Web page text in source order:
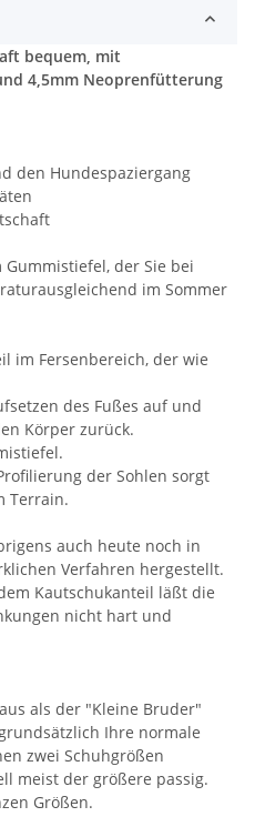
bequem, mit
4,5mm Neoprenfütterung
den Hundespaziergang
der Sie bei
im Sommer
im Fersenbereich, der wie
des Fußes auf und
Körper zurück.
der Sohlen sorgt
Terrain.
auch heute noch in
Verfahren hergestellt.
Kautschukanteil läßt die
nicht hart und
als der "Kleine Bruder"
Ihre normale
zwei Schuhgrößen
meist der größere passig.
Größen.